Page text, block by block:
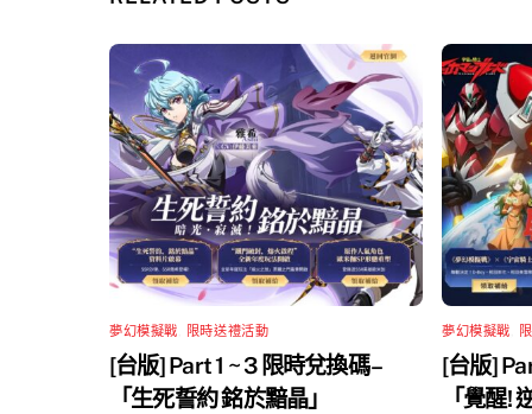
夢幻模擬戰 限時送禮活動
[台版] Part 1 ~ 3 限時兌換碼 –
「生死誓約 銘於黯晶」
夢幻模擬戰
[台版]
「覺醒!